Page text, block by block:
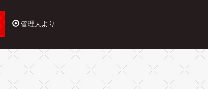
管理人より